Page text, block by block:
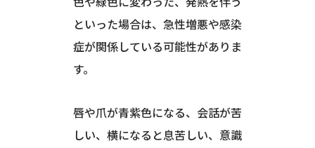
といった場合は、急性増悪や感染
症が関係している可能性がありま
す。
唇や爪が青紫色になる、会話が苦
しい、横になると息苦しい、意識